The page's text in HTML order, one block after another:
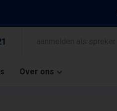
Over ons